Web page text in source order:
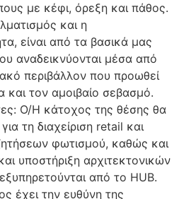
με κέφι, όρεξη και πάθος.
και η
είναι από τα βασικά μας
αναδεικνύονται μέσα από
περιβάλλον που προωθεί
και τον αμοιβαίο σεβασμό.
Ο/Η κάτοχος της θέσης θα
τη διαχείριση retail και
φωτισμού, καθώς και
υποστήριξη αρχιτεκτονικών
από το HUB.
έχει την ευθύνη της